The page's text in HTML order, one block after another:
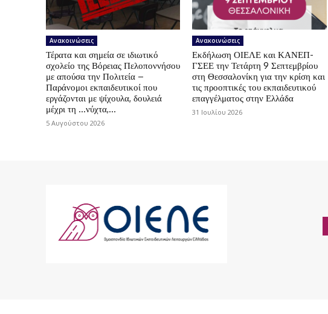
Ανακοινώσεις
Τέρατα και σημεία σε ιδιωτικό
σχολείο της Βόρειας Πελοποννήσου
με απούσα την Πολιτεία –
Παράνομοι εκπαιδευτικοί που
εργάζονται με ψίχουλα, δουλειά
μέχρι τη …νύχτα,...
5 Αυγούστου 2026
Ανακοινώσεις
Εκδήλωση ΟΙΕΛΕ και ΚΑΝΕΠ-
ΓΣΕΕ την Τετάρτη 9 Σεπτεμβρίου
στη Θεσσαλονίκη για την κρίση και
τις προοπτικές του εκπαιδευτικού
επαγγέλματος στην Ελλάδα
31 Ιουλίου 2026